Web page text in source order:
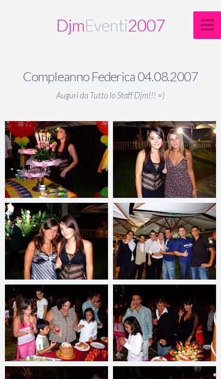
DjmEventi2007
Compleanno Federica 04.08.2007
Auguri da Tutto lo Staff Djm!!! =)